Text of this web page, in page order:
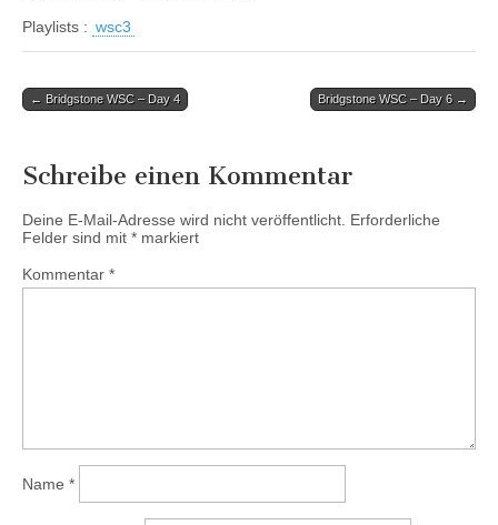
Playlists : wsc3
Post
← Bridgstone WSC – Day 4 Bridgstone WSC – Day 6 →
Schreibe einen Kommentar
Deine E-Mail-Adresse wird nicht veröffentlicht. Erforderliche
Felder sind mit * markiert
Kommentar *
Name *